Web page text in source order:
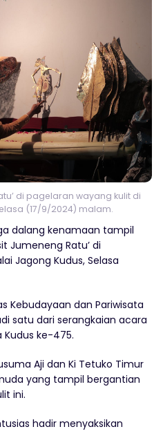
di pagelaran wayang kulit di
(17/9/2024) malam.
dalang kenamaan tampil
Jumeneng Ratu’ di
Jagong Kudus, Selasa
Kebudayaan dan Pariwisata
satu dari serangkaian acara
ke-475.
Aji dan Ki Tetuko Timur
yang tampil bergantian
ini.
hadir menyaksikan